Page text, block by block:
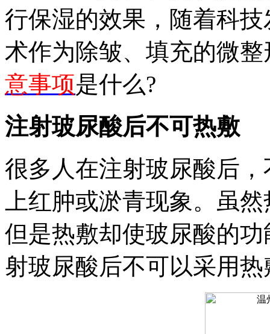
行保湿的效果，随着科
术作为除皱、填充的微
意事项是什么?
注射玻尿酸后不可热敷
很多人在注射玻尿酸后
上红肿或淤青现象。虽
但是热敷却使玻尿酸的
射玻尿酸后不可以采用热